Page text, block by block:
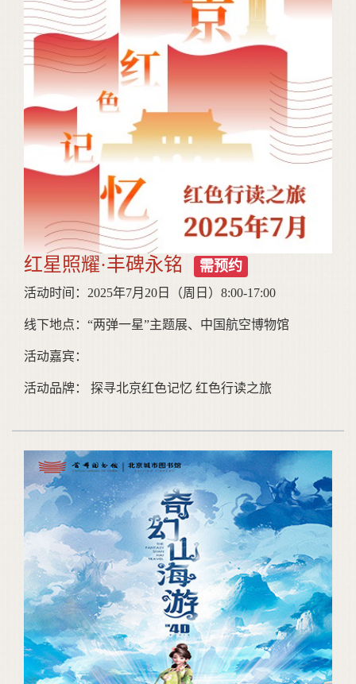
红星照耀·丰碑永铭 需预约
活动时间：2025年7月20日（周日）8:00-17:00
线下地点：“两弹一星”主题展、中国航空博物馆
活动嘉宾：
活动品牌： 探寻北京红色记忆 红色行读之旅